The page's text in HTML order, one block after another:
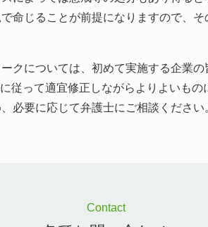
命じることが前提になりますので、
クについては、初めて実施する企業
従って適宜修正しながらよりよいも
必要に応じて弁護士にご相談ください
Contact